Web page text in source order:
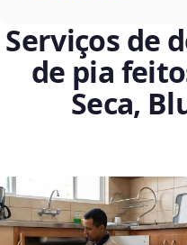
Serviços de
de pia
Seca,